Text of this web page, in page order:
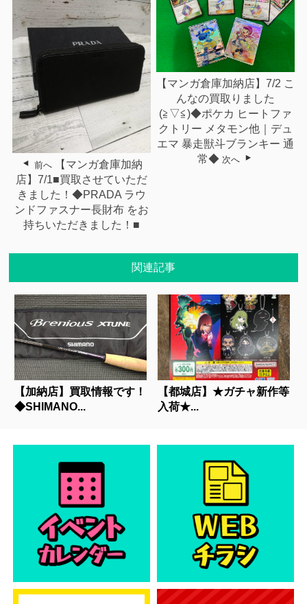
前へ
【マンガ倉庫加納
店】7/1■買取させていただ
きました！◆PRADA ラウ
ンドファスナー長財布 をお
持ちいただきました！■
【マンガ倉庫加納店】7/2 こ
んなの買取りました
(≧▽≦)◆ポケカ ヒートファ
クトリー メタモン他｜デュ
エマ 暴走獣斗ブランキー 通
常◆ 次へ
関連記事
【加納店】買取情報です！
◆SHIMANO...
【都城店】★ガチャ新作等
入荷★...